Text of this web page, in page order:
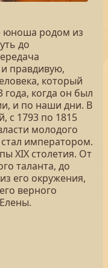
юноша родом из
до
правдивую,
который
года, когда он был
и по наши дни. В
с 1793 по 1815
молодого
императором.
XIX столетия. От
таланта, до
его окружения,
верного